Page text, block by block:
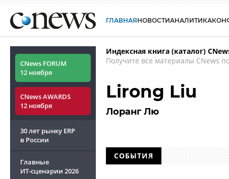
ГЛАВНАЯНОВОСТИАНАЛИТИКА
CNews FORUM
12 ноября
CNews AWARDS
12 ноября
30 лет рынку ERP
в России
Главные
ИТ-сценарии 2026
Индексная книга (каталог)
Получите все материалы CNews
Lirong Liu
Лоранг Лю
СОБЫТИЯ